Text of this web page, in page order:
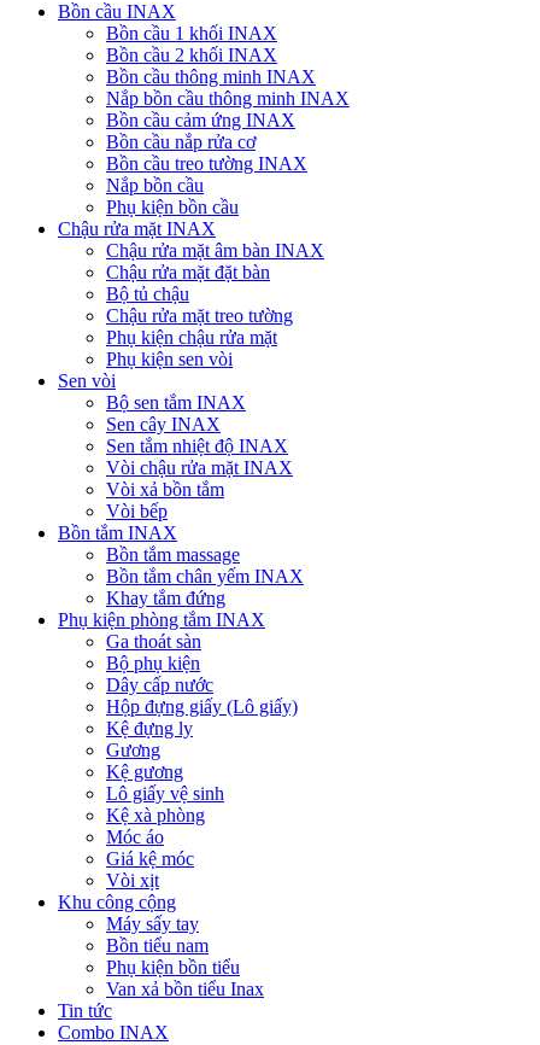
Bồn cầu INAX
Bồn cầu 1 khối INAX
Bồn cầu 2 khối INAX
Bồn cầu thông minh INAX
Nắp bồn cầu thông minh INAX
Bồn cầu cảm ứng INAX
Bồn cầu nắp rửa cơ
Bồn cầu treo tường INAX
Nắp bồn cầu
Phụ kiện bồn cầu
Chậu rửa mặt INAX
Chậu rửa mặt âm bàn INAX
Chậu rửa mặt đặt bàn
Bộ tủ chậu
Chậu rửa mặt treo tường
Phụ kiện chậu rửa mặt
Phụ kiện sen vòi
Sen vòi
Bộ sen tắm INAX
Sen cây INAX
Sen tắm nhiệt độ INAX
Vòi chậu rửa mặt INAX
Vòi xả bồn tắm
Vòi bếp
Bồn tắm INAX
Bồn tắm massage
Bồn tắm chân yếm INAX
Khay tắm đứng
Phụ kiện phòng tắm INAX
Ga thoát sàn
Bộ phụ kiện
Dây cấp nước
Hộp đựng giấy (Lô giấy)
Kệ đựng ly
Gương
Kệ gương
Lô giấy vệ sinh
Kệ xà phòng
Móc áo
Giá kệ móc
Vòi xịt
Khu công cộng
Máy sấy tay
Bồn tiểu nam
Phụ kiện bồn tiểu
Van xả bồn tiểu Inax
Tin tức
Combo INAX